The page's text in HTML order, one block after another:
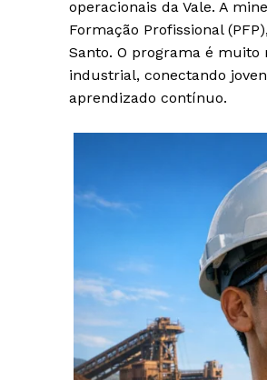
operacionais da Vale. A
Formação Profissional
Santo. O programa é
industrial, conectando
aprendizado contínuo.